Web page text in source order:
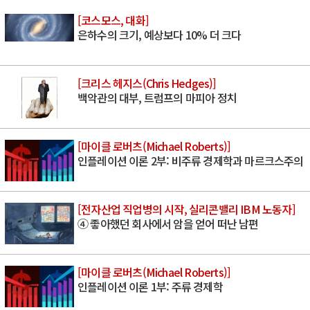
[코스모스, 대화]
은하수의 크기, 예상보다 10% 더 크다
[크리스 헤지스(Chris Hedges)]
백악관의 대부, 트럼프의 마피아 정치
[마이클 로버츠(Michael Roberts)]
인플레이션 이론 2부: 비주류 경제학과 마르크스주의
[전자산업 직업병의 시작, 실리콘밸리 IBM 노동자]
④ 좋아했던 회사에서 암을 얻어 떠난 남편
[마이클 로버츠(Michael Roberts)]
인플레이션 이론 1부: 주류 경제학